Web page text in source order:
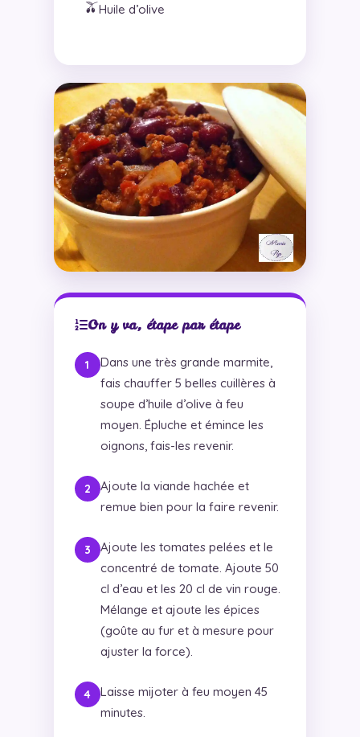
🫒Huile d’olive
On y va, étape par étape
Dans une très grande marmite,
fais chauffer 5 belles cuillères à
soupe d’huile d’olive à feu
moyen. Épluche et émince les
oignons, fais-les revenir.
Ajoute la viande hachée et
remue bien pour la faire revenir.
Ajoute les tomates pelées et le
concentré de tomate. Ajoute 50
cl d’eau et les 20 cl de vin rouge.
Mélange et ajoute les épices
(goûte au fur et à mesure pour
ajuster la force).
Laisse mijoter à feu moyen 45
minutes.